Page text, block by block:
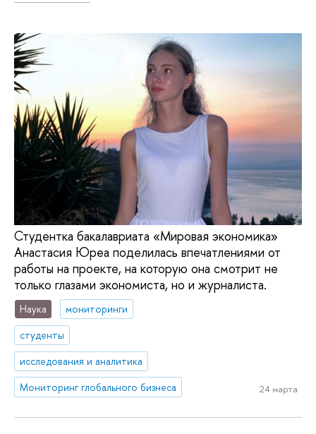
Студентка бакалавриата «Мировая экономика»
Анастасия Юреа поделилась впечатлениями от
работы на проекте, на которую она смотрит не
только глазами экономиста, но и журналиста.
Наука
мониторинги
студенты
исследования и аналитика
Мониторинг глобального бизнеса
24 марта